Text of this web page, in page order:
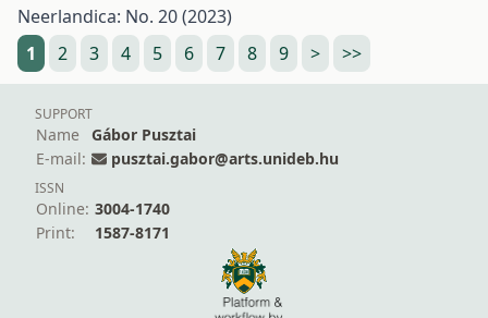
Neerlandica: No. 20 (2023)
1
2 3 4 5 6 7 8 9 > >>
SUPPORT
Name
Gábor Pusztai
E-mail:
pusztai.gabor@arts.unideb.hu
ISSN
Online: 3004-1740
Print:
1587-8171